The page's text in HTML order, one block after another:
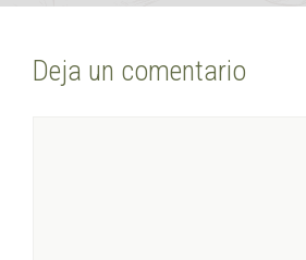
Deja un comentario